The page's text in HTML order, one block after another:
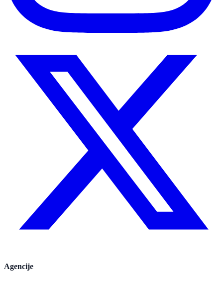
Agencije